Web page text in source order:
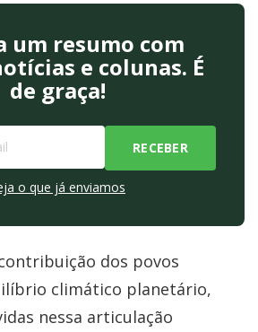
um resumo com
e colunas. É
de graça!
o que já enviamos
dos povos
climático planetário,
nessa articulação